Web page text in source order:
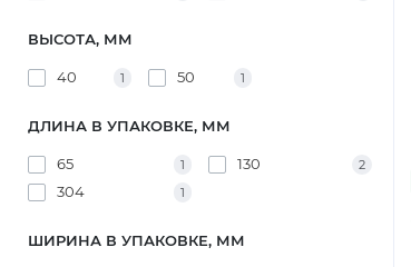
ВЫСОТА, ММ
40 1 50 1
ДЛИНА В УПАКОВКЕ, ММ
65 1 130 2
304 1
ШИРИНА В УПАКОВКЕ, ММ